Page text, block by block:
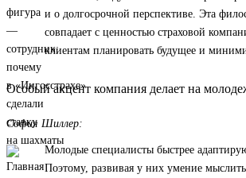
и о долгосрочной перспективе. Эта
совпадает с ценностью страховой
клиентам планировать будущее и
Особый акцент компания делает на
София Шиллер:
Молодые специалисты быстрее
Поэтому, развивая у них умение мыслить